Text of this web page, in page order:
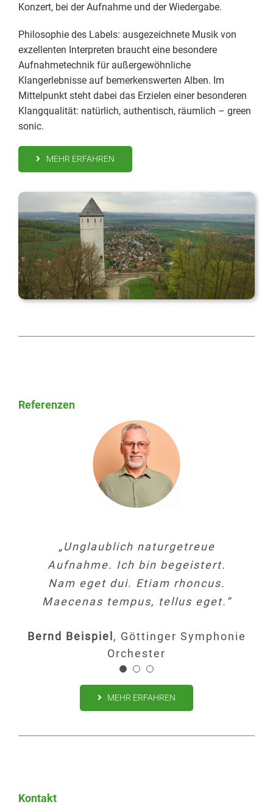
Konzert, bei der Aufnahme und der Wiedergabe.
Philosophie des Labels: ausgezeichnete Musik von
exzellenten Interpreten braucht eine besondere
Aufnahmetechnik für außergewöhnliche
Klangerlebnisse auf bemerkenswerten Alben. Im
Mittelpunkt steht dabei das Erzielen einer besonderen
Klangqualität: natürlich, authentisch, räumlich – green
sonic.
MEHR ERFAHREN
Referenzen
„Unglaublich naturgetreue
Aufnahme. Ich bin begeistert.
Nam eget dui. Etiam rhoncus.
Maecenas tempus, tellus eget.“
Bernd Beispiel , Göttinger Symphonie
Orchester
„Unglaublich naturgetreue
Aufnahme. Ich bin begeistert.
Nam eget dui. Etiam rhoncus.
Maecenas tempus, tellus eget.“
Dr. Petra Pfiffig Pfiffig Automotive
GmbH & Co. KG
„Unglaublich naturgetreue
Aufnahme. Ich bin begeistert.
Nam eget dui. Etiam rhoncus.
Maecenas tempus, tellus eget.“
Ingo Lehmann Lehmann & Söhne AG
MEHR ERFAHREN
Kontakt